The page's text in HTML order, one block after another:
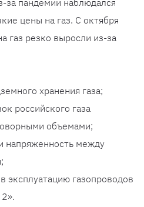
за пандемии наблюдался
цены на газ. С октября
газ резко выросли из-за
хранения газа;
российского газа
объемами;
напряженность между
эксплуатацию газопроводов